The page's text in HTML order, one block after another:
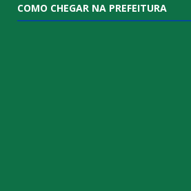
COMO CHEGAR NA PREFEITURA